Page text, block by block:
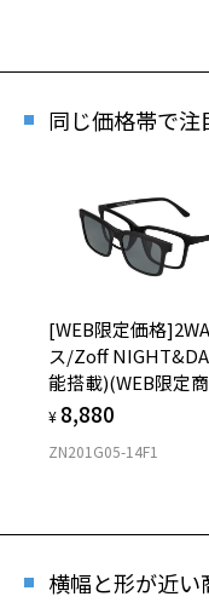
同じ価格帯で注
[WEB限定価格
ス/Zoff
能搭載)(WEB限定
¥ 8,880
ZN201G05-14F1
横幅と形が近い